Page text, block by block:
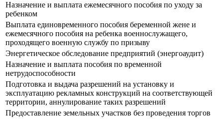
Назначение и выплата ежемесячного пособия по уходу за
ребенком
Выплата единовременного пособия беременной жене и
ежемесячного пособия на ребенка военнослужащего,
проходящего военную службу по призыву
Энергетическое обследование предприятий (энергоаудит)
Назначение и выплата пособия по временной
нетрудоспособности
Подготовка и выдача разрешений на установку и
эксплуатацию рекламных конструкций на соответствующей
территории, аннулирование таких разрешений
Предоставление земельных участков без проведения торгов